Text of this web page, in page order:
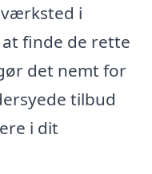
i
finde de rette
det nemt for
tilbud
i dit